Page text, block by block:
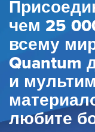
чем 25
всему
Quantum
и
любите